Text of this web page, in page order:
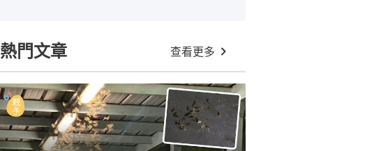
熱門文章 查看更多